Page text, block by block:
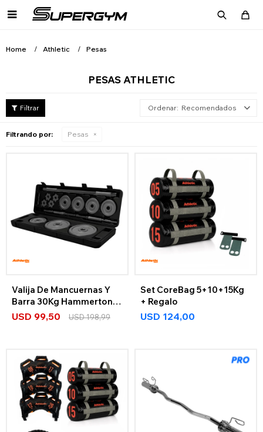

Home Athletic Pesas
PESAS ATHLETIC
Recomendados
Filtrando por: Pesas
Valija De Mancuernas Y
Barra 30Kg Hammertone
Athletic
USD 99,50 USD198,99
Set CoreBag 5+10+15Kg
+ Regalo
USD 124,00